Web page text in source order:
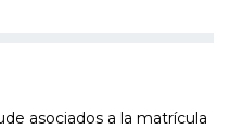
asociados a la matrícula